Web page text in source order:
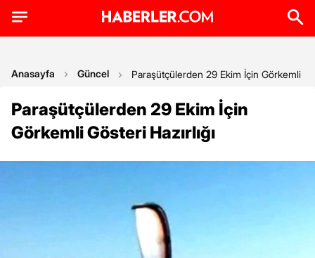
Anasayfa Güncel Paraşütçülerden 29 Ekim İçin Görkemli
Paraşütçülerden 29 Ekim İçin
Görkemli Gösteri Hazırlığı